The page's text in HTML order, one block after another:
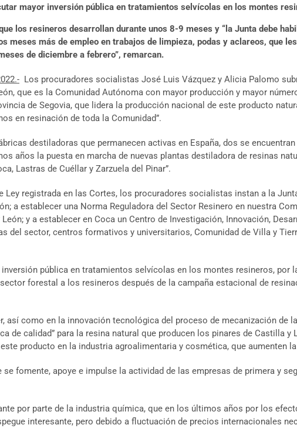
mayor inversión pública en tratamientos selvícolas en los montes
los resineros desarrollan durante unos 8-9 meses y “la Junta debe
meses más de empleo en trabajos de limpieza, podas y aclareos, que
de diciembre a febrero”, remarcan.
Los procuradores socialistas José Luis Vázquez y Alicia Palomo
que es la Comunidad Autónoma con mayor producción y mayor
de Segovia, que lidera la producción nacional de este producto
en resinación de toda la Comunidad”.
destiladoras que permanecen activas en España, dos se
años la puesta en marcha de nuevas plantas destiladora de resinas
Lastras de Cuéllar y Zarzuela del Pinar”.
Ley registrada en las Cortes, los procuradores socialistas instan a la
a establecer una Norma Reguladora del Sector Resinero en nuestra
y a establecer en Coca un Centro de Investigación, Innovación,
del sector, centros formativos y universitarios, Comunidad de Villa y
pública en tratamientos selvícolas en los montes resineros, por
forestal a los resineros después de la campaña estacional de
como en la innovación tecnológica del proceso de mecanización de
de calidad” para la resina natural que producen los pinares de Castilla y
producto en la industria agroalimentaria y cosmética, que aumenten
fomente, apoye e impulse la actividad de las empresas de primera y
por parte de la industria química, que en los últimos años por los
interesante, pero debido a fluctuación de precios internacionales